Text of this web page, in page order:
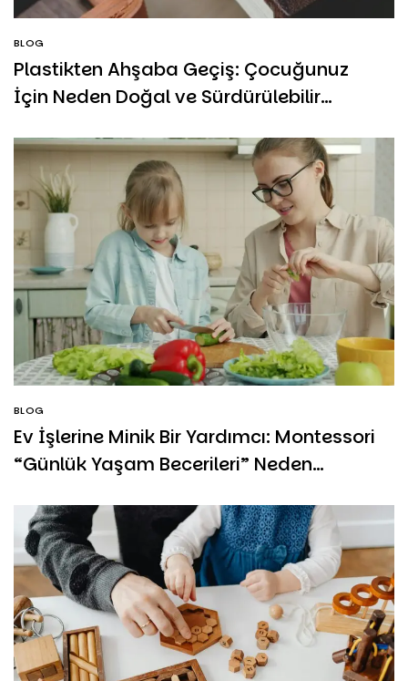
BLOG
Plastikten Ahşaba Geçiş: Çocuğunuz
İçin Neden Doğal ve Sürdürülebilir
BLOG
Ev İşlerine Minik Bir Yardımcı: Montessori
“Günlük Yaşam Becerileri” Neden